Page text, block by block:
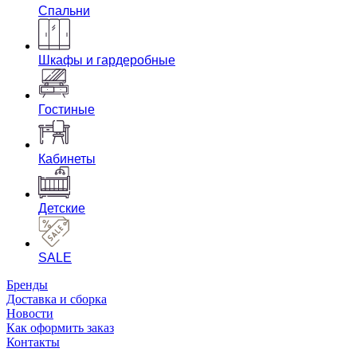
Спальни
Шкафы и гардеробные
Гостиные
Кабинеты
Детские
SALE
Бренды
Доставка и сборка
Новости
Как оформить заказ
Контакты